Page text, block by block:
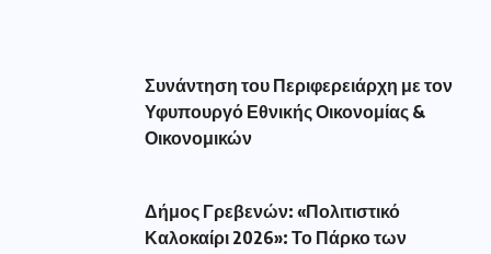
Συνάντηση του Περιφερειάρχη με τον
Υφυπουργό Εθνικής Οικονομίας &
Οικονομικών
Δήμος Γρεβενών: «Πολιτιστικό
Καλοκαίρι 2026»: Το Πάρκο των